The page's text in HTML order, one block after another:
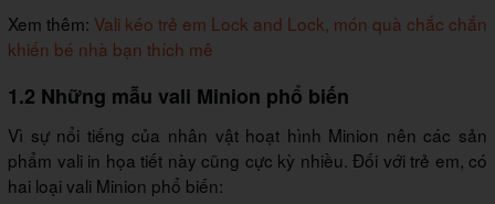
Xem thêm: Vali kéo trẻ em Lock and Lock, món quà chắc chắn
khiến bé nhà bạn thích mê
1.2 Những mẫu vali Minion phổ biến
Vì sự nổi tiếng của nhân vật hoạt hình Minion nên các sản
phẩm vali in họa tiết này cũng cực kỳ nhiều. Đối với trẻ em, có
hai loại vali Minion phổ biến: